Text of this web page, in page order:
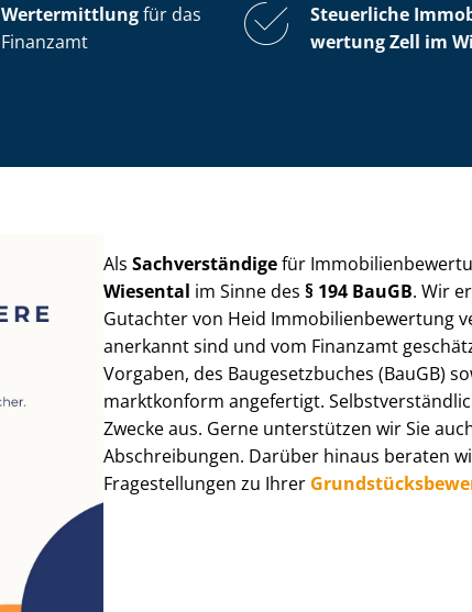
Wertermittlungfür das
Finanzamt
Steuerliche
wer­tungZell im
AlsSachverständigefür
Wiesental im Sinne des§ 194 BauGB. Wir
Gutachter von Heid Im­mo­bi­li­en­be­wer­tung
anerkannt sind und vom Finanzamt
Vorgaben, des Baugesetzbuches (BauGB)
marktkonform angefertigt.
Zwecke aus. Gerne unterstützen wir Sie
Abschreibungen. Darüber hinaus beraten
Fragestellungen zu Ihrer